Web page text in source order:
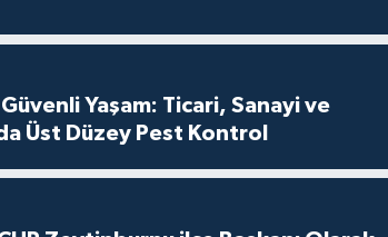
Yaşam: Ticari, Sanayi ve
Üst Düzey Pest Kontrol